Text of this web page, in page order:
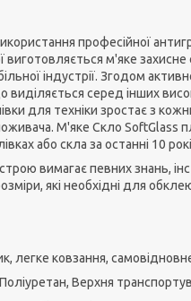
професійної
виготовляється м'яке
індустрії. Згодом
серед інших
для техніки зростає з
М'яке Скло SoftGlass
або скла за останні 10
вимагає певних знань,
які необхідні для
легке ковзання,
Верхня